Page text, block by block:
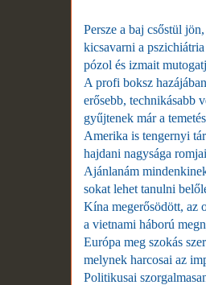
Persze a baj csőstül
kicsavarni a
pózol és izmait
A profi boksz
erősebb, technikásabb
gyűjtenek már a
Amerika is tengernyi
hajdani nagysága
Ajánlanám
sokat lehet tanulni
Kína megerősödött, az
a vietnami háború
Európa meg szokás
melynek harcosai az
Politikusai